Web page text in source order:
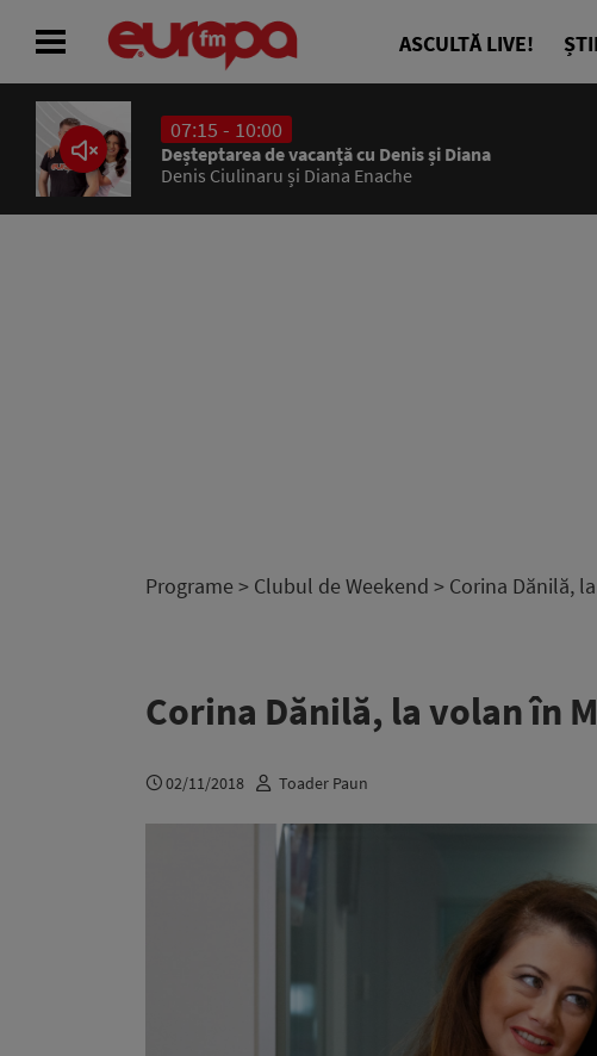
ASCULTĂ LIVE!
07:15 - 10:00
Deșteptarea de vacanță cu Denis și Diana
Denis Ciulinaru și Diana Enache
Programe > Clubul de Weekend > Corina Dănilă,
Corina Dănilă, la volan în
02/11/2018 Toader Paun
ACASĂ
ȘTIRI